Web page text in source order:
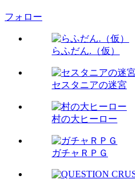
フォロー
らふだん.（仮）
セスタニアの迷宮
村の大ヒーロー
ガチャＲＰＧ